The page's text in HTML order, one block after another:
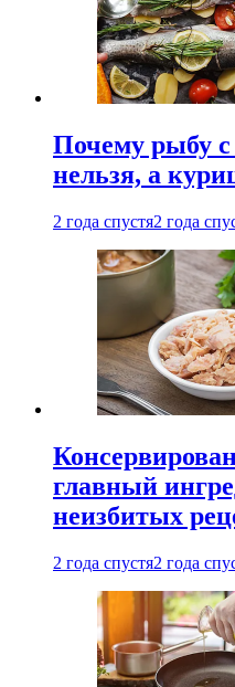
Почему рыбу с
нельзя, а
2 года спустя2 года
главный
неизбитых
2 года спустя2 года